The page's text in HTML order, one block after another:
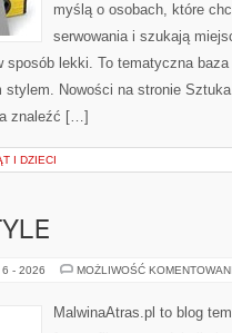
myślą o osobach, które
serwowania i szukają
sposób lekki. To tematyczna
stylem. Nowości na stronie
znaleźć […]
I DZIECI
6 - 2026 MOŻLIWOŚĆ
MalwinaAtras.pl to blog